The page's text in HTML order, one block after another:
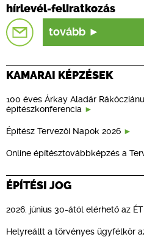
hírlevél-feliratkozás
tovább
KAMARAI KÉPZÉSEK
100 éves Árkay Aladár
építészkonferencia
Építész Tervezői Napok 2026
Online építésztovábbképzés a
ÉPÍTÉSI JOG
2026. június 30-ától elérhető az
Helyreállt a törvényes ügyfélkör